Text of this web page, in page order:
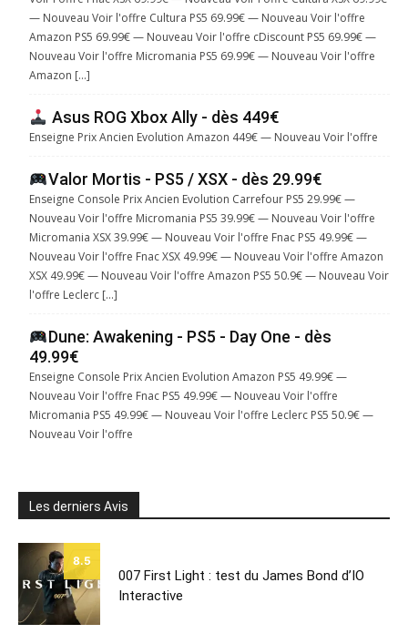
— Nouveau Voir l'offre Cultura PS5 69.99€ — Nouveau Voir l'offre
Amazon PS5 69.99€ — Nouveau Voir l'offre cDiscount PS5 69.99€ —
Nouveau Voir l'offre Micromania PS5 69.99€ — Nouveau Voir l'offre
Amazon […]
Asus ROG Xbox Ally - dès 449€
Enseigne Prix Ancien Evolution Amazon 449€ — Nouveau Voir l'offre
Valor Mortis - PS5 / XSX - dès 29.99€
Enseigne Console Prix Ancien Evolution Carrefour PS5 29.99€ —
Nouveau Voir l'offre Micromania PS5 39.99€ — Nouveau Voir l'offre
Micromania XSX 39.99€ — Nouveau Voir l'offre Fnac PS5 49.99€ —
Nouveau Voir l'offre Fnac XSX 49.99€ — Nouveau Voir l'offre Amazon
XSX 49.99€ — Nouveau Voir l'offre Amazon PS5 50.9€ — Nouveau Voir
l'offre Leclerc […]
Dune: Awakening - PS5 - Day One - dès
49.99€
Enseigne Console Prix Ancien Evolution Amazon PS5 49.99€ —
Nouveau Voir l'offre Fnac PS5 49.99€ — Nouveau Voir l'offre
Micromania PS5 49.99€ — Nouveau Voir l'offre Leclerc PS5 50.9€ —
Nouveau Voir l'offre
Les derniers Avis
8.5
007 First Light : test du James Bond d’IO
Interactive